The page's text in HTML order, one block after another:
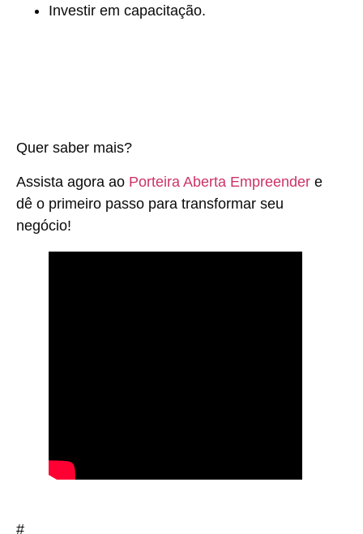
Investir em capacitação.
Quer saber mais?
Assista agora ao Porteira Aberta Empreender e
dê o primeiro passo para transformar seu
negócio!
#